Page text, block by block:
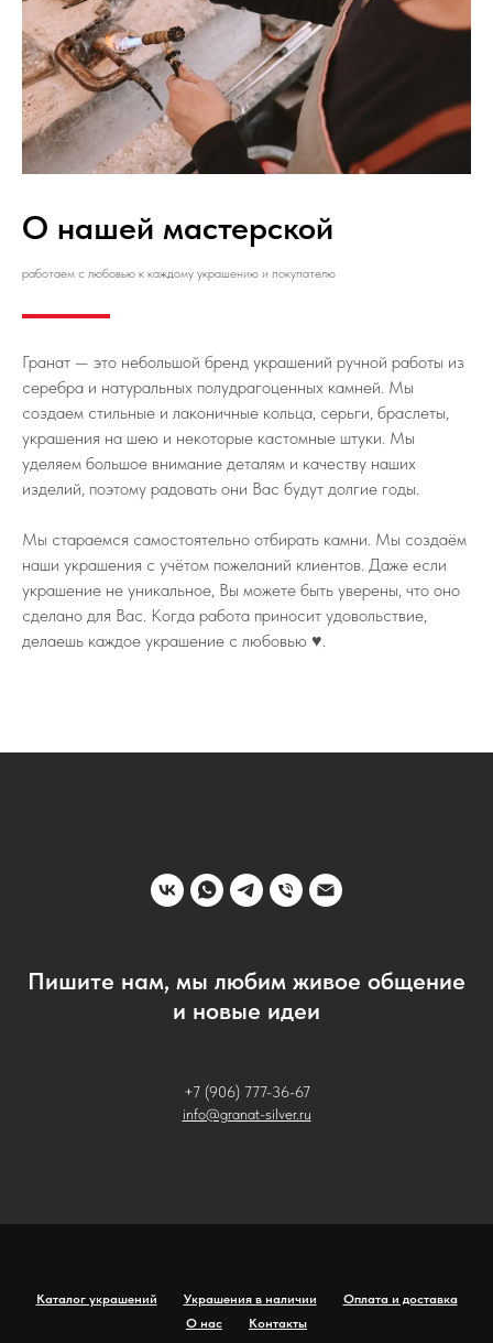
О нашей мастерской
работаем с любовью к каждому украшению и покупателю
Гранат — это небольшой бренд украшений ручной работы из
серебра и натуральных полудрагоценных камней. Мы
создаем стильные и лаконичные кольца, серьги, браслеты,
украшения на шею и некоторые кастомные штуки. Мы
уделяем большое внимание деталям и качеству наших
изделий, поэтому радовать они Вас будут долгие годы.
Мы стараемся самостоятельно отбирать камни. Мы создаём
наши украшения с учётом пожеланий клиентов. Даже если
украшение не уникальное, Вы можете быть уверены, что оно
сделано для Вас. Когда работа приносит удовольствие,
делаешь каждое украшение с любовью ♥️.
Пишите нам, мы любим живое общение
и новые идеи
+7 (906) 777-36-67
info@granat-silver.ru
Каталог украшений Украшения в наличии
Оплата и доставка
О нас
Контакты